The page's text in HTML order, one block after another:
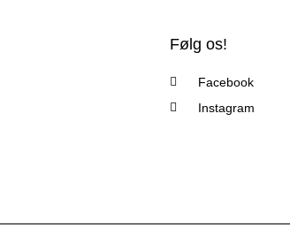
Følg os!
Facebook
Instagram